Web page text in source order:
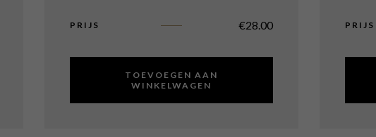
PRIJS €28.00
TOEVOEGEN AAN
WINKELWAGEN
PRIJS